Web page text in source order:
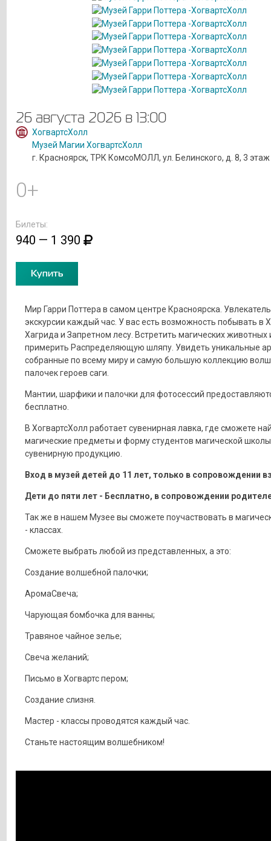
26 августа 2026 в 13:00
ХогвартсХолл
Музей Магии ХогвартсХолл
г. Красноярск, ТРК КомсоМОЛЛ, ул. Белинского, д. 8, 3 этаж
0+
Билеты:
940 — 1 390
Купить
Мир Гарри Поттера в самом центре Красноярска.
экскурсии каждый час. У вас есть возможность побывать в
Хагрида и Запретном лесу. Встретить магических животных
примерить Распределяющую шляпу. Увидеть уникальные
собранные по всему миру и самую большую коллекцию
палочек героев саги.
Мантии, шарфики и палочки для фотосессий
бесплатно.
В ХогвартсХолл работает сувенирная лавка, где сможете
магические предметы и форму студентов магической
сувенирную продукцию.
Вход в музей детей до 11 лет, только в сопровождении
Дети до пяти лет - Бесплатно, в сопровождении
Так же в нашем Музее вы сможете поучаствовать в
- классах.
Сможете выбрать любой из представленных, а это:
Создание волшебной палочки;
АромаСвеча;
Чарующая бомбочка для ванны;
Травяное чайное зелье;
Свеча желаний;
Письмо в Хогвартс пером;
Создание слизня.
Мастер - классы проводятся каждый час.
Станьте настоящим волшебником!